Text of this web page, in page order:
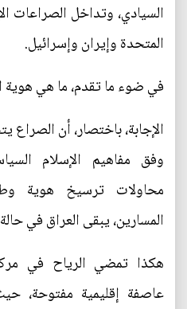
السيادي، وتداخل الصراعات
المتحدة وإيران وإسرائيل.
في ضوء ما تقدم، ما هي هوية
الإجابة، باختصار، أن الصراع
وفق مفاهيم الإسلام
محاولات ترسيخ هوية
المسارين، يبقى العراق في
هكذا تمضي الرياح في
عاصفة إقليمية مفتوحة،